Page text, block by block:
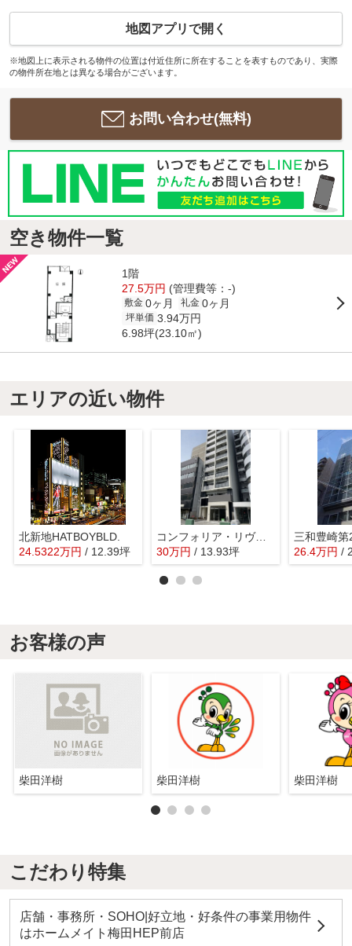
地図アプリで開く
※地図上に表示される物件の位置は付近住所に所在することを表すものであり、実際
の物件所在地とは異なる場合がございます。
お問い合わせ(無料)
空き物件一覧
1階
27.5万円 (管理費等：-)
敷金 0ヶ月 礼金 0ヶ月
坪単価 3.94万円
6.98坪(23.10㎡)
エリアの近い物件
北新地HATBOYBLD.
24.5322万円 / 12.39坪
コンフォリア・リヴ南森町Ⅱ
30万円 / 13.93坪
三和豊崎第
26.4万円 /
お客様の声
柴田洋樹 柴田洋樹 柴田洋樹
こだわり特集
店舗・事務所・SOHO|好立地・好条件の事業用物件
はホームメイト梅田HEP前店